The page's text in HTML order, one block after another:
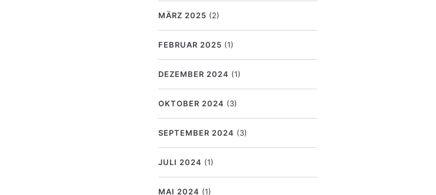
MÄRZ 2025 (2)
FEBRUAR 2025 (1)
DEZEMBER 2024 (1)
OKTOBER 2024 (3)
SEPTEMBER 2024 (3)
JULI 2024 (1)
MAI 2024 (1)